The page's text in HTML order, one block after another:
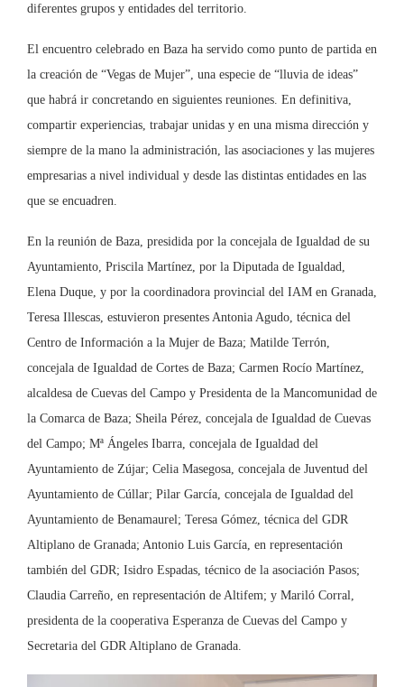
diferentes grupos y entidades del territorio.
El encuentro celebrado en Baza ha servido como punto de partida en
la creación de “Vegas de Mujer”, una especie de “lluvia de ideas”
que habrá ir concretando en siguientes reuniones. En definitiva,
compartir experiencias, trabajar unidas y en una misma dirección y
siempre de la mano la administración, las asociaciones y las mujeres
empresarias a nivel individual y desde las distintas entidades en las
que se encuadren.
En la reunión de Baza, presidida por la concejala de Igualdad de su
Ayuntamiento, Priscila Martínez, por la Diputada de Igualdad,
Elena Duque, y por la coordinadora provincial del IAM en Granada,
Teresa Illescas, estuvieron presentes Antonia Agudo, técnica del
Centro de Información a la Mujer de Baza; Matilde Terrón,
concejala de Igualdad de Cortes de Baza; Carmen Rocío Martínez,
alcaldesa de Cuevas del Campo y Presidenta de la Mancomunidad de
la Comarca de Baza; Sheila Pérez, concejala de Igualdad de Cuevas
del Campo; Mª Ángeles Ibarra, concejala de Igualdad del
Ayuntamiento de Zújar; Celia Masegosa, concejala de Juventud del
Ayuntamiento de Cúllar; Pilar García, concejala de Igualdad del
Ayuntamiento de Benamaurel; Teresa Gómez, técnica del GDR
Altiplano de Granada; Antonio Luis García, en representación
también del GDR; Isidro Espadas, técnico de la asociación Pasos;
Claudia Carreño, en representación de Altifem; y Mariló Corral,
presidenta de la cooperativa Esperanza de Cuevas del Campo y
Secretaria del GDR Altiplano de Granada.